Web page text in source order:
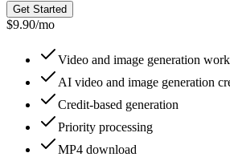
Get Started
$9.90/mo
Video and image generation
AI video and image generation
Credit-based generation
Priority processing
MP4 download